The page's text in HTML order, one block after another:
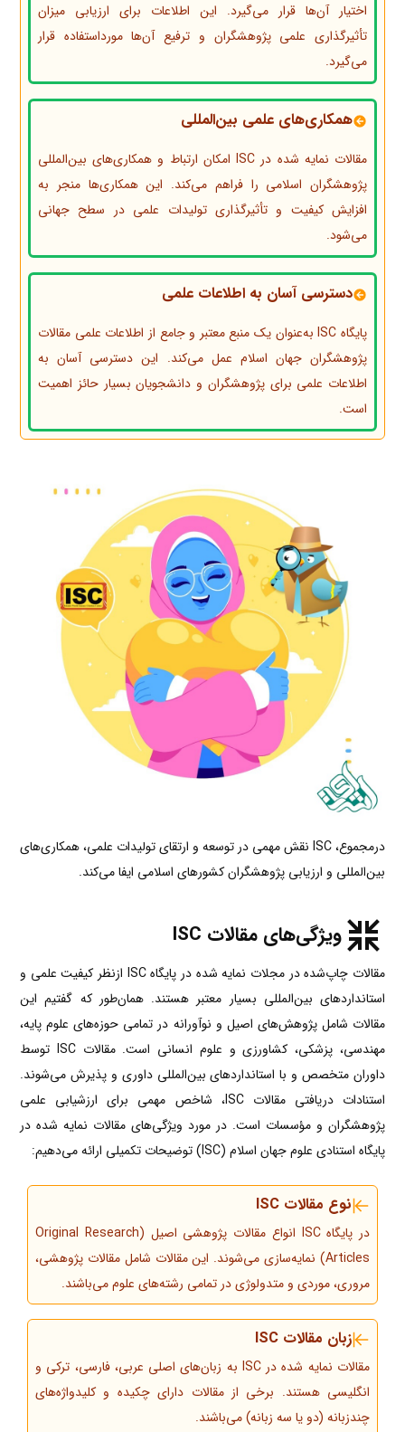
اختیار آن‌ها قرار می‌گیرد. این اطلاعات برای ارزیابی میزان
تأثیرگذاری علمی پژوهشگران و ترفیع آن‌ها مورداستفاده قرار
می‌گیرد.
همکاری‌های علمی بین‌المللی
مقالات نمایه شده در ISC امکان ارتباط و همکاری‌های بین‌المللی
پژوهشگران اسلامی را فراهم می‌کند. این همکاری‌ها منجر به
افزایش کیفیت و تأثیرگذاری تولیدات علمی در سطح جهانی
می‌شود.
دسترسی آسان به اطلاعات علمی
پایگاه ISC به‌عنوان یک منبع معتبر و جامع از اطلاعات علمی مقالات
پژوهشگران جهان اسلام عمل می‌کند. این دسترسی آسان به
اطلاعات علمی برای پژوهشگران و دانشجویان بسیار حائز اهمیت
است.
درمجموع، ISC نقش مهمی در توسعه و ارتقای تولیدات علمی، همکاری‌های
بین‌المللی و ارزیابی پژوهشگران کشورهای اسلامی ایفا می‌کند.
ویژگی‌های مقالات ISC
مقالات چاپ‌شده در مجلات نمایه شده در پایگاه ISC ازنظر کیفیت علمی و
استانداردهای بین‌المللی بسیار معتبر هستند. همان‌طور که گفتیم این
مقالات شامل پژوهش‌های اصیل و نوآورانه در تمامی حوزه‌های علوم پایه،
مهندسی، پزشکی، کشاورزی و علوم انسانی است. مقالات ISC توسط
داوران متخصص و با استانداردهای بین‌المللی داوری و پذیرش می‌شوند.
استنادات دریافتی مقالات ISC، شاخص مهمی برای ارزشیابی علمی
پژوهشگران و مؤسسات است. در مورد ویژگی‌های مقالات نمایه شده در
پایگاه استنادی علوم جهان اسلام (ISC) توضیحات تکمیلی ارائه می‌دهیم:
نوع مقالات ISC
در پایگاه ISC انواع مقالات پژوهشی اصیل (Original Research
Articles) نمایه‌سازی می‌شوند. این مقالات شامل مقالات پژوهشی،
مروری، موردی و متدولوژی در تمامی رشته‌های علوم می‌باشند.
زبان مقالات ISC
مقالات نمایه شده در ISC به زبان‌های اصلی عربی، فارسی، ترکی و
انگلیسی هستند. برخی از مقالات دارای چکیده و کلیدواژه‌های
چندزبانه (دو یا سه زبانه) می‌باشند.